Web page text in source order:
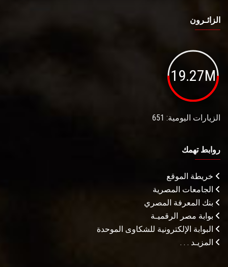
الزائـرون
19.27M
الزيارات اليومية: 651
روابط تهمك
خريطة الموقع
الجامعات المصرية
بنك المعرفة المصري
بوابة مصر الرقميـة
البوابة الإلكترونية للشكاوى الموحدة
المزيـد . . .